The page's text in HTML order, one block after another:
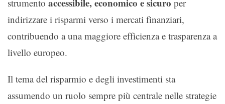
strumento
per
indirizzare i risparmi verso i mercati finanziari,
contribuendo a una maggiore efficienza e trasparenza a
livello europeo.
Il tema del risparmio e degli investimenti sta
assumendo un ruolo sempre più centrale nelle strategie